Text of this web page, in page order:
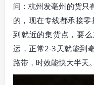
问：杭州发亳州的货只
的，现在专线都承接
到就近的集货点，要
运，正常2-3天就能到
路带，时效能快大半天。